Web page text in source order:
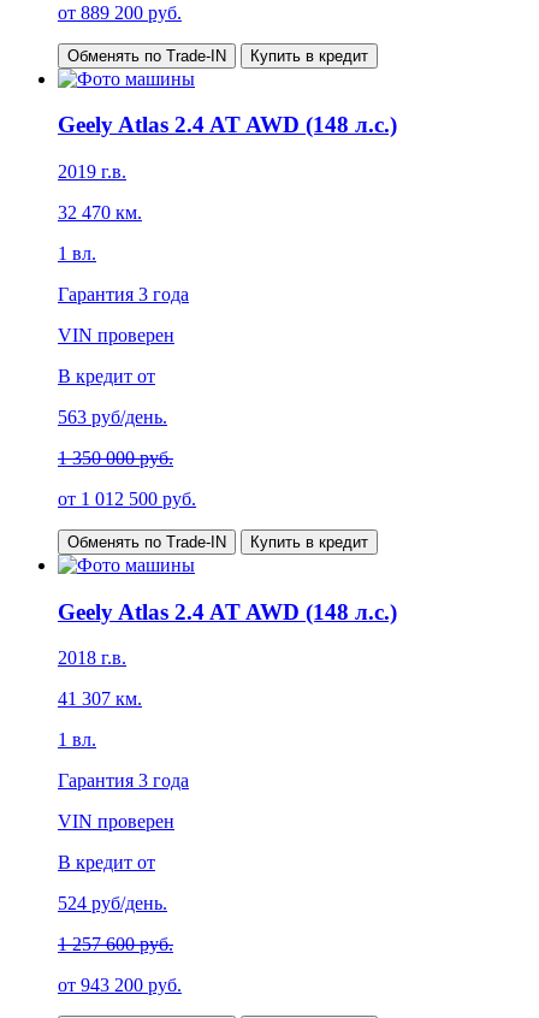
от 889 200 руб.
Обменять по Trade-IN Купить в кредит
Geely Atlas 2.4 AT AWD (148 л.с.)
2019 г.в.
32 470 км.
1 вл.
Гарантия 3 года
VIN проверен
В кредит от
563 руб/день.
1 350 000 руб.
от 1 012 500 руб.
Обменять по Trade-IN Купить в кредит
Geely Atlas 2.4 AT AWD (148 л.с.)
2018 г.в.
41 307 км.
1 вл.
Гарантия 3 года
VIN проверен
В кредит от
524 руб/день.
1 257 600 руб.
от 943 200 руб.